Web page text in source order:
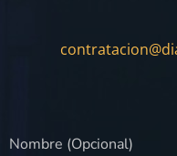
Nombre (Opcional)